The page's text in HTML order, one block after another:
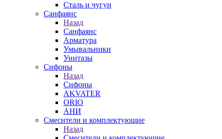
Сталь и чугун
Санфаянс
Назад
Санфаянс
Арматура
Умывальники
Унитазы
Сифоны
Назад
Сифоны
AKVATER
ORIO
АНИ
Смесители и комплектующие
Назад